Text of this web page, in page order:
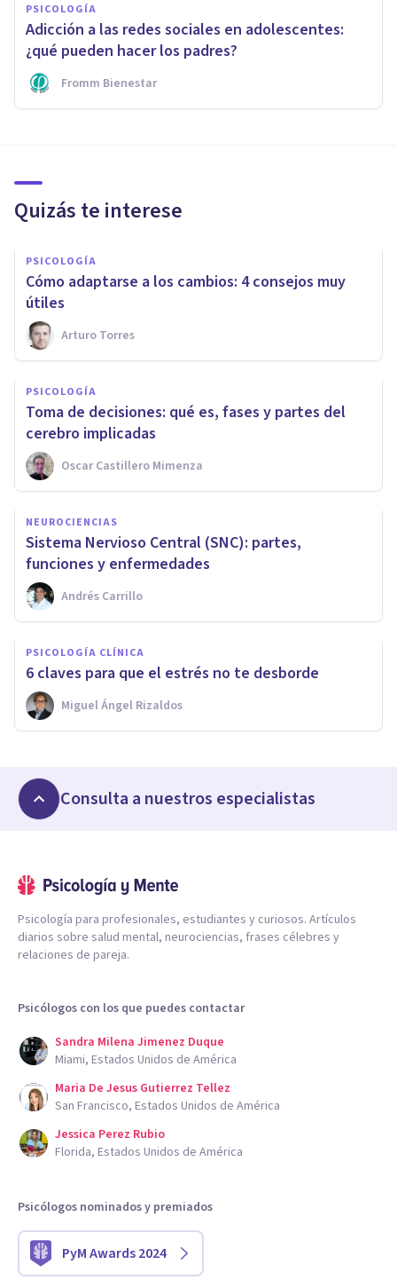
PSICOLOGÍA
Adicción a las redes sociales en adolescentes:
¿qué pueden hacer los padres?
Fromm Bienestar
Quizás te interese
PSICOLOGÍA
Cómo adaptarse a los cambios: 4 consejos muy
útiles
Arturo Torres
PSICOLOGÍA
Toma de decisiones: qué es, fases y partes del
cerebro implicadas
Oscar Castillero Mimenza
NEUROCIENCIAS
Sistema Nervioso Central (SNC): partes,
funciones y enfermedades
Andrés Carrillo
PSICOLOGÍA CLÍNICA
6 claves para que el estrés no te desborde
Miguel Ángel Rizaldos
Consulta a nuestros especialistas
Psicología para profesionales, estudiantes y curiosos. Artículos
diarios sobre salud mental, neurociencias, frases célebres y
relaciones de pareja.
Psicólogos con los que puedes contactar
Sandra Milena Jimenez Duque
Miami, Estados Unidos de América
Maria De Jesus Gutierrez Tellez
San Francisco, Estados Unidos de América
Jessica Perez Rubio
Florida, Estados Unidos de América
Psicólogos nominados y premiados
PyM Awards 2024